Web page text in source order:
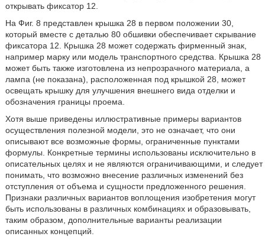
открывать фиксатор 12.
На Фиг. 8 представлен крышка 28 в первом положении 30,
который вместе с деталью 80 обшивки обеспечивает скрывание
фиксатора 12. Крышка 28 может содержать фирменный знак,
например марку или модель транспортного средства. Крышка 28
может быть также изготовлена из непрозрачного материала, а
лампа (не показана), расположенная под крышкой 28, может
освещать крышку для улучшения внешнего вида отделки и
обозначения границы проема.
Хотя выше приведены иллюстративные примеры вариантов
осуществления полезной модели, это не означает, что они
описывают все возможные формы, ограниченные пунктами
формулы. Конкретные термины использованы исключительно в
описательных целях и не являются ограничивающими, и следует
понимать, что возможно внесение различных изменений без
отступления от объема и сущности предложенного решения.
Признаки различных вариантов воплощения изобретения могут
быть использованы в различных комбинациях и образовывать,
таким образом, дополнительные варианты реализации
описанных концепций.